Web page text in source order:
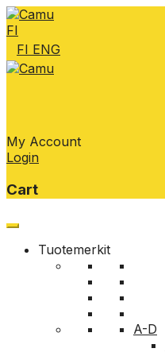
FI
FI ENG
My Account
Login
Cart
Skip
contentTuotemerkit
A-D